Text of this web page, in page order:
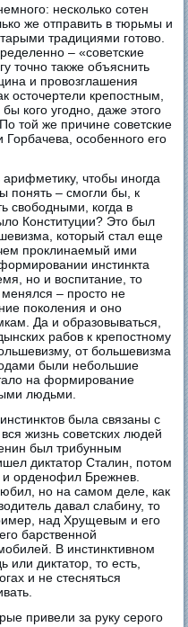
несколько сотен
же отправить в тюрьмы и
традициями готово.
– «советские
точно также объяснить
и провозглашения
осточертели крепостным,
кого угодно, даже этого
той же причине советские
особенного его
чтобы иногда
понять – смогли бы, к
свободными, когда в
Конституции? Это был
который стал еще
проклинаемый ими
инстинкта
но и воспитание, то
менялся – просто не
поколения и оно
Да и образовываться,
рабов к крепостному
от большевизма
были небольшие
на формирование
людьми.
была связаны с
жизнь советских людей
был трибунным
диктатор Сталин, потом
и орденофил Брежнев.
но на самом деле, как
давал слабину, то
над Хрущевым и его
барственной
В инстинктивном
диктатор, то есть,
и не стесняться
привели за руку серого